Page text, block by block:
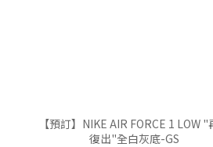
【預訂】NIKE AIR FORCE 1 LOW "再次
復出"全白灰底-GS